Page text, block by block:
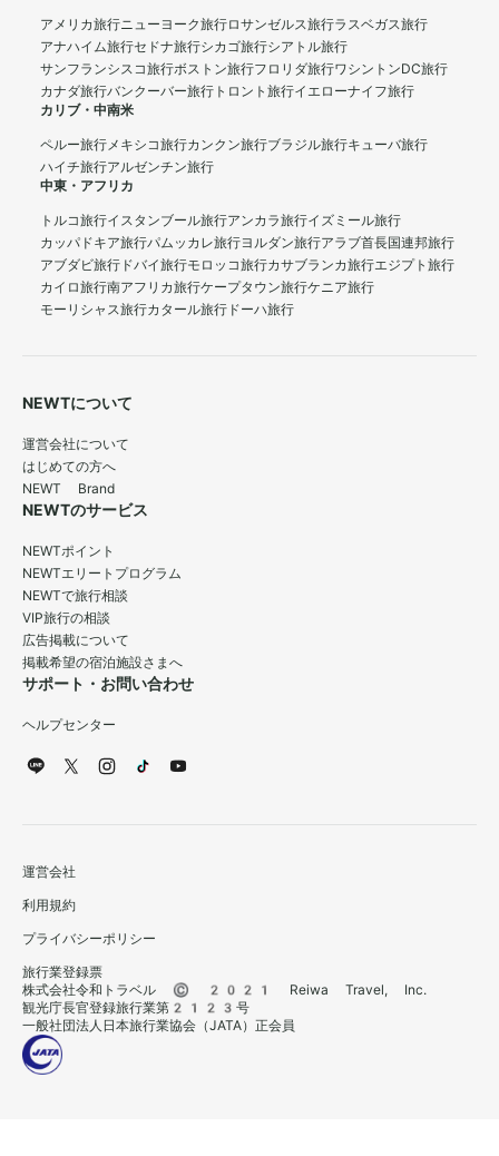
アメリカ旅行ニューヨーク旅行ロサンゼルス旅行ラスベガス旅行
アナハイム旅行セドナ旅行シカゴ旅行シアトル旅行
サンフランシスコ旅行ボストン旅行フロリダ旅行ワシントンDC旅行
カナダ旅行バンクーバー旅行 トロント旅行イエローナイフ旅行
カリブ・中南米
ペルー旅行メキシコ旅行カンクン旅行ブラジル旅行キューバ旅行
ハイチ旅行アルゼンチン旅行
中東・アフリカ
トルコ旅行イスタンブール旅行アンカラ旅行イズミール旅行
カッパドキア旅行パムッカレ旅行ヨルダン旅行アラブ首長国連邦旅行
アブダビ旅行 ドバイ旅行モロッコ旅行カサブランカ旅行エジプト旅行
カイロ旅行南アフリカ旅行ケープタウン旅行ケニア旅行
モーリシャス旅行カタール旅行 ドーハ旅行
NEWTについて
運営会社について
はじめての方へ
NEWT Brand
NEWTのサービス
NEWTポイント
NEWTエリートプログラム
NEWTで旅行相談
VIP旅行の相談
広告掲載について
掲載希望の宿泊施設さまへ
サポート・お問い合わせ
ヘルプセンター
運営会社
利用規約
プライバシーポリシー
旅行業登録票
株式会社令和トラベル © 2021 Reiwa Travel, Inc.
観光庁長官登録旅行業第2123号
一般社団法人日本旅行業協会（JATA）正会員